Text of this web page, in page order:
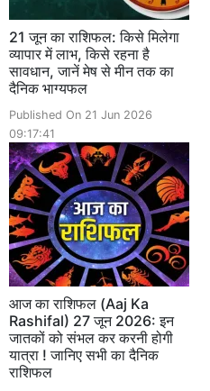
21 जून का राशिफल: किसे मिलेगा
व्यापार में लाभ, किसे रहना है
सावधान, जानें मेष से मीन तक का
दैनिक भाग्यफल
Published On 21 Jun 2026
09:17:41
आज का राशिफल (Aaj Ka
Rashifal) 27 जून 2026: इन
जातकों को संभल कर करनी होगी
यात्रा ! जानिए सभी का दैनिक
राशिफल